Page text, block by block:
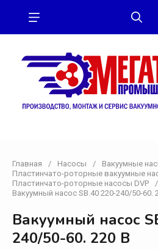
Главная / Насосы / Вакуумные
Пластинчато-роторные вакуумные
Пластинчато-роторные насосы DVP
/
Вакуумный насос SB.40 220-240/50-60.
Вакуумный насос
240/50-60. 220 В